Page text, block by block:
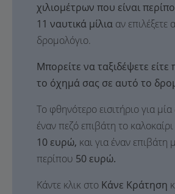
χιλιομέτρων που είναι
11 ναυτικά μίλια αν επιλέξετε
δρομολόγιο.
Μπορείτε να ταξιδέψετε είτε
το όχημά σας σε αυτό το
Το φθηνότερο εισιτήριο για
έναν πεζό επιβάτη το
10 ευρώ, και για έναν επιβάτη
περίπου 50 ευρώ.
Κάντε κλικ στο Κάνε Κράτηση